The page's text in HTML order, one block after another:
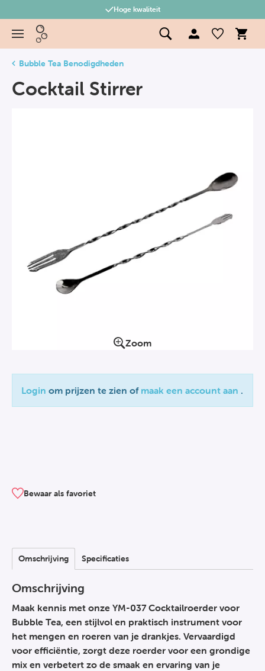
Hoge kwaliteit
Bubble Tea Benodigdheden
Cocktail Stirrer
Zoom
Login om prijzen te zien of maak een account aan .
Bewaar als favoriet
Omschrijving Specificaties
Omschrijving
Maak kennis met onze YM-037 Cocktailroerder voor
Bubble Tea, een stijlvol en praktisch instrument voor
het mengen en roeren van je drankjes. Vervaardigd
voor efficiëntie, zorgt deze roerder voor een grondige
mix en verbetert zo de smaak en ervaring van je